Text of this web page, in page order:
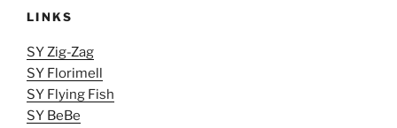
LINKS
SY Zig-Zag
SY Florimell
SY Flying Fish
SY BeBe